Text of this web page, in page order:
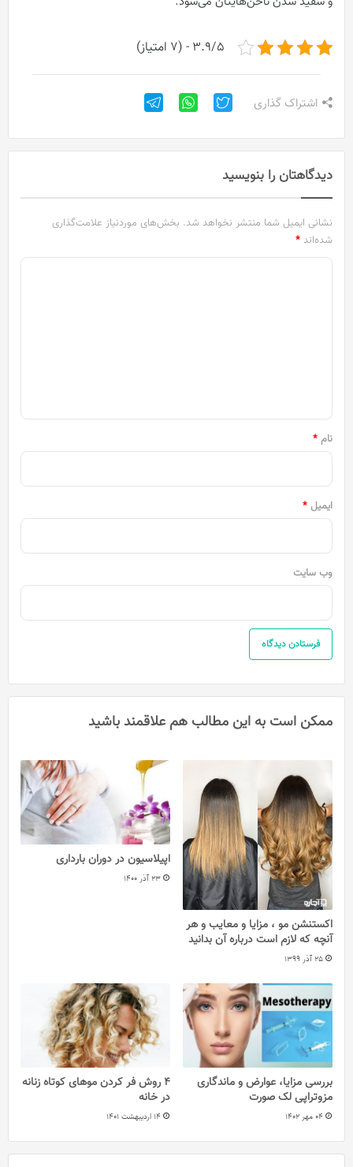
3.9/5 - (7 امتیاز)
اشتراک گذاری
دیدگاهتان را بنویسید
نشانی ایمیل شما منتشر نخواهد شد. بخش‌های موردنیاز علامت‌گذاری
شده‌اند *
نام *
ایمیل *
وب‌ سایت
ممکن است به این مطالب هم علاقمند باشید
اکستنشن مو ، مزایا و معایب و هر
آنچه که لازم است درباره آن بدانید
25 آذر 1399
اپیلاسیون در دوران بارداری
23 آذر 1400
بررسی مزایا، عوارض و ماندگاری
مزوتراپی لک صورت
04 مهر 1402
4 روش فر كردن موهای كوتاه زنانه
در خانه
14 اردیبهشت 1401